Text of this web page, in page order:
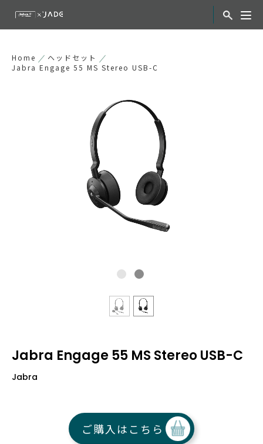
Home
ヘッドセット
Jabra Engage 55 MS Stereo USB-C
Jabra Engage 55 MS Stereo USB-C
Jabra
ご購入はこちら